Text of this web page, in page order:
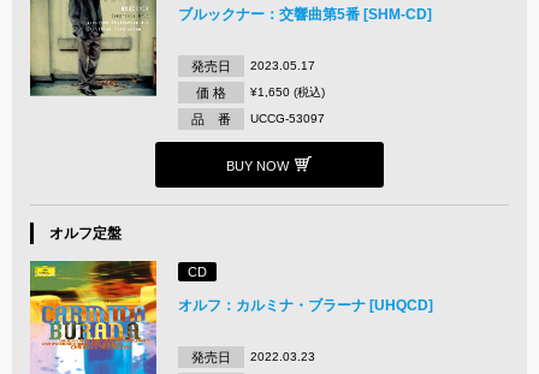
ブルックナー：交響曲第5番 [SHM-CD]
発売日 2023.05.17
価 格 ¥1,650 (税込)
品 番 UCCG-53097
BUY NOW
オルフ定盤
CD
オルフ：カルミナ・ブラーナ [UHQCD]
発売日 2022.03.23